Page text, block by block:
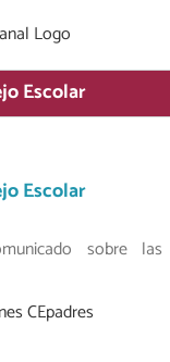
Escolar
Escolar
sobre
CEpadres